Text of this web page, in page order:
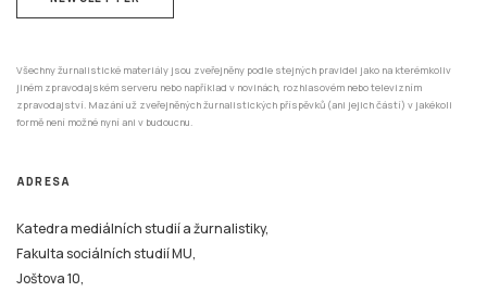
Všechny žurnalistické materiály jsou zveřejněny podle stejných pravidel jako na kterémkoliv
jiném zpravodajském serveru nebo například v novinách, rozhlasovém nebo televizním
zpravodajství. Mazání už zveřejněných žurnalistických příspěvků (ani jejich částí) v jakékoli
formě není možné nyní ani v budoucnu.
ADRESA
Katedra mediálních studií a žurnalistiky,
Fakulta sociálních studií MU,
Joštova 10,